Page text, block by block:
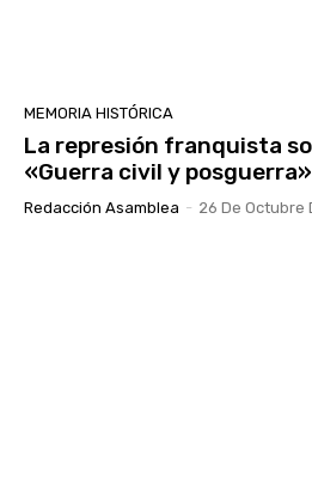
MEMORIA HISTÓRICA
La represión franquista
«Guerra civil y posguerra»
Redacción Asamblea - 26 De Octubre